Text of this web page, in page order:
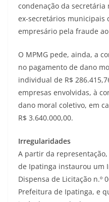
condenação da secretária
ex-secretários municipais
empresário pela fraude
O MPMG pede, ainda, a
no pagamento de dano
individual de R$
empresas envolvidas, à
dano moral coletivo, em
R$ 3.640.000,00.
Irregularidades
A partir da representação,
de Ipatinga instaurou um
Dispensa de Licitação n.º
Prefeitura de Ipatinga, e